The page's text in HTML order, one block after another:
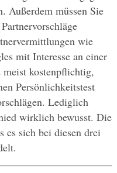
Außerdem müssen Sie
wie
mit Interesse an einer
kostenpflichtig,
Persönlichkeitstest
Lediglich
wirklich bewusst. Die
es sich bei diesen drei